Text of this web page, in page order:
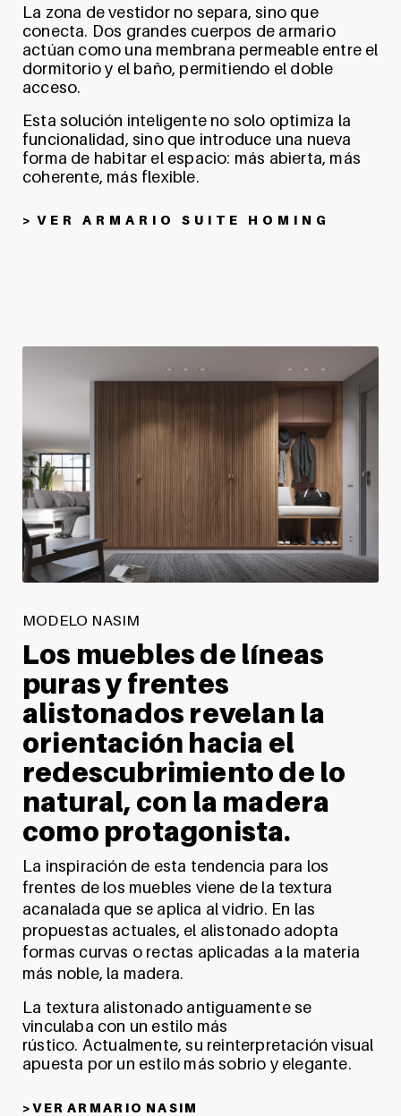
La zona de vestidor no separa, sino que
conecta. Dos grandes cuerpos de armario
actúan como una membrana permeable entre el
dormitorio y el baño, permitiendo el doble
acceso.
Esta solución inteligente no solo optimiza la
funcionalidad, sino que introduce una nueva
forma de habitar el espacio: más abierta, más
coherente, más flexible.
> VER ARMARIO SUITE HOMING
MODELO NASIM
Los muebles de líneas
puras y frentes
alistonados revelan la
orientación hacia el
redescubrimiento de lo
natural, con la madera
como protagonista.
La inspiración de esta tendencia para los
frentes de los muebles viene de la textura
acanalada que se aplica al vidrio. En las
propuestas actuales, el alistonado adopta
formas curvas o rectas aplicadas a la materia
más noble, la madera.
La textura alistonado antiguamente se
vinculaba con un estilo más
rústico. Actualmente, su reinterpretación visual
apuesta por un estilo más sobrio y elegante.
> V E R A R M A R I O N A S I M